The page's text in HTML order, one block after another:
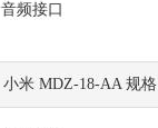
音频接口
小米 MDZ-18-AA 规格